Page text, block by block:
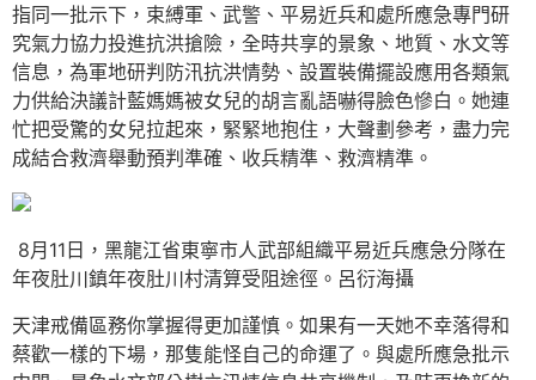
指同一批示下，束縛軍、武警、平易近兵和處所應急專門研
究氣力協力投進抗洪搶險，全時共享的景象、地質、水文等
信息，為軍地研判防汛抗洪情勢、設置裝備擺設應用各類氣
力供給決議計藍媽媽被女兒的胡言亂語嚇得臉色慘白。她連
忙把受驚的女兒拉起來，緊緊地抱住，大聲劃參考，盡力完
成結合救濟舉動預判準確、收兵精準、救濟精準。
8月11日，黑龍江省東寧市人武部組織平易近兵應急分隊在
年夜肚川鎮年夜肚川村清算受阻途徑。呂衍海攝
天津戒備區務你掌握得更加謹慎。如果有一天她不幸落得和
蔡歡一樣的下場，那隻能怪自己的命運了。與處所應急批示